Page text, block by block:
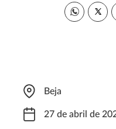
Beja
27 de abril de